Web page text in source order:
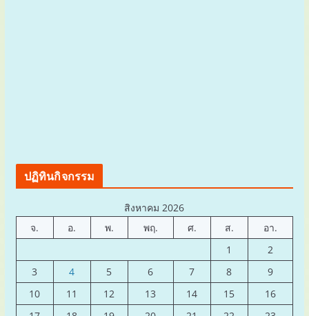
ปฏิทินกิจกรรม
สิงหาคม 2026
จ.
อ. พ. พฤ. ศ. ส.
อา.
1
2
3
4 5 6 7 8
9
10
11 12 13 14 15
16